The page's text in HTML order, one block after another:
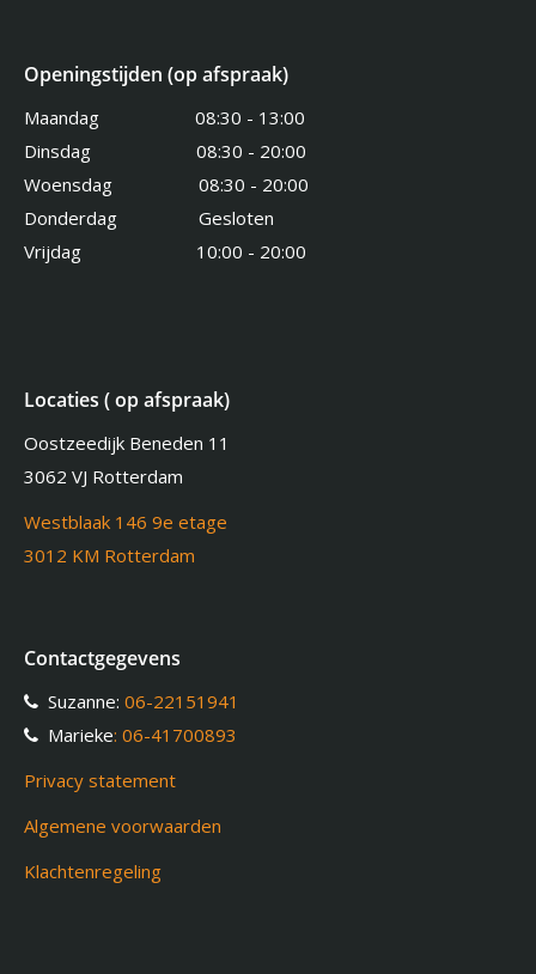
Openingstijden (op afspraak)
Maandag 08:30 - 13:00
Dinsdag 08:30 - 20:00
Woensdag 08:30 - 20:00
Donderdag Gesloten
Vrijdag 10:00 - 20:00
Locaties ( op afspraak)
Oostzeedijk Beneden 11
3062 VJ Rotterdam
Westblaak 146 9e etage
3012 KM Rotterdam
Contactgegevens
Suzanne: 06-22151941
Marieke: 06-41700893
Privacy statement
Algemene voorwaarden
Klachtenregeling